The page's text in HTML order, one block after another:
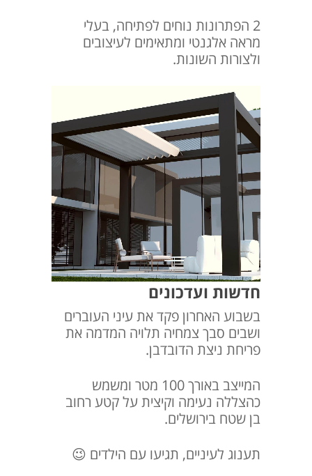
2 הפתרונות נוחים לפתיחה, בעלי
מראה אלגנטי ומתאימים לעיצובים
ולצורות השונות.
חדשות ועדכונים
בשבוע האחרון פקד את עיני העוברים
ושבים סבך צמחיה תלויה המדמה את
פריחת ניצת הדובדבן.
המייצב באורך 100 מטר ומשמש
כהצללה נעימה וקיצית על קטע רחוב
בן שטח בירושלים.
תענוג לעיניים, תגיעו עם הילדים 😉